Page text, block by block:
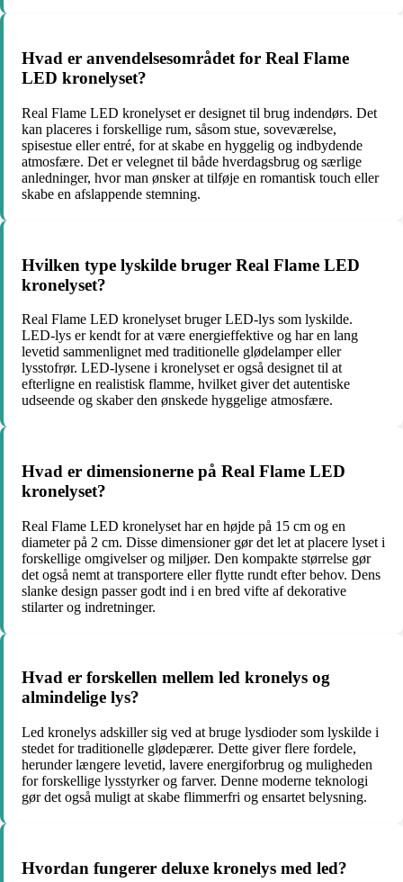
Hvad er anvendelsesområdet for Real Flame
LED kronelyset?
Real Flame LED kronelyset er designet til brug indendørs. Det
kan placeres i forskellige rum, såsom stue, soveværelse,
spisestue eller entré, for at skabe en hyggelig og indbydende
atmosfære. Det er velegnet til både hverdagsbrug og særlige
anledninger, hvor man ønsker at tilføje en romantisk touch eller
skabe en afslappende stemning.
Hvilken type lyskilde bruger Real Flame LED
kronelyset?
Real Flame LED kronelyset bruger LED-lys som lyskilde.
LED-lys er kendt for at være energieffektive og har en lang
levetid sammenlignet med traditionelle glødelamper eller
lysstofrør. LED-lysene i kronelyset er også designet til at
efterligne en realistisk flamme, hvilket giver det autentiske
udseende og skaber den ønskede hyggelige atmosfære.
Hvad er dimensionerne på Real Flame LED
kronelyset?
Real Flame LED kronelyset har en højde på 15 cm og en
diameter på 2 cm. Disse dimensioner gør det let at placere lyset i
forskellige omgivelser og miljøer. Den kompakte størrelse gør
det også nemt at transportere eller flytte rundt efter behov. Dens
slanke design passer godt ind i en bred vifte af dekorative
stilarter og indretninger.
Hvad er forskellen mellem led kronelys og
almindelige lys?
Led kronelys adskiller sig ved at bruge lysdioder som lyskilde i
stedet for traditionelle glødepærer. Dette giver flere fordele,
herunder længere levetid, lavere energiforbrug og muligheden
for forskellige lysstyrker og farver. Denne moderne teknologi
gør det også muligt at skabe flimmerfri og ensartet belysning.
Hvordan fungerer deluxe kronelys med led?